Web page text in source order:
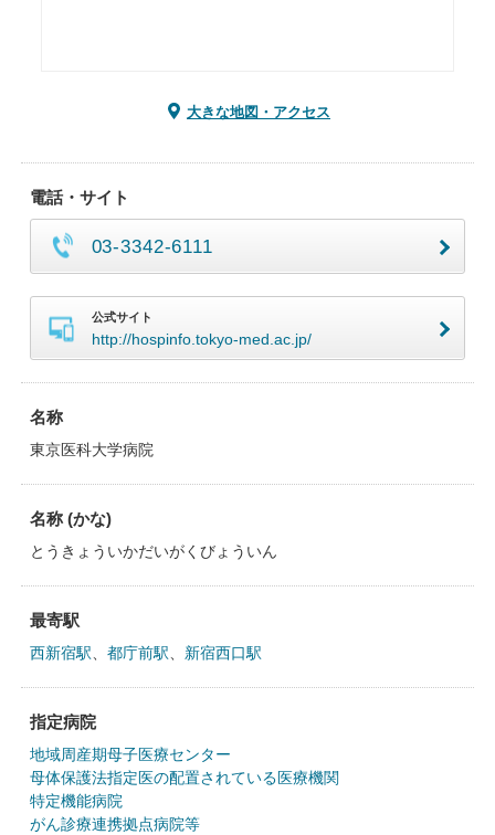
大きな地図・アクセス
電話・サイト
03-3342-6111
公式サイト
http://hospinfo.tokyo-med.ac.jp/
名称
東京医科大学病院
名称 (かな)
とうきょういかだいがくびょういん
最寄駅
西新宿駅 都庁前駅 新宿西口駅
指定病院
地域周産期母子医療センター
母体保護法指定医の配置されている医療機関
特定機能病院
がん診療連携拠点病院等